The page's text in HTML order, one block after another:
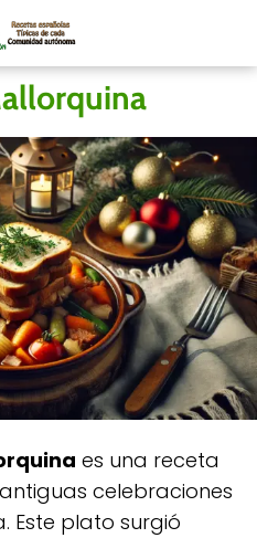
es una receta
celebraciones
Este plato surgió